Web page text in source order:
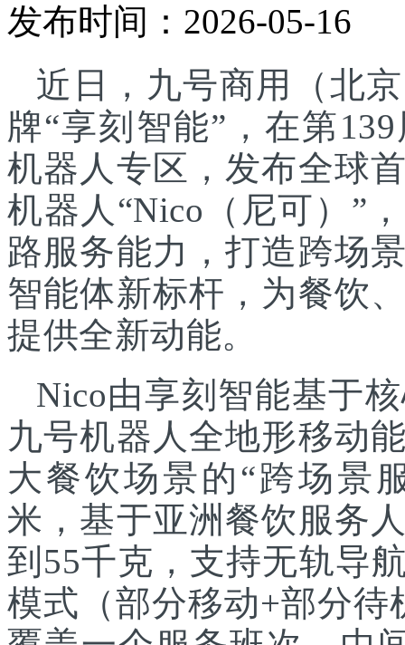
发布时间：2026-05-16
近日，九号商用（北
牌“享刻智能”，在第
机器人专区，发布全球
机器人“Nico（尼可）”
路服务能力，打造跨场
智能体新标杆，为餐饮
提供全新动能。
Nico由享刻智能基于
九号机器人全地形移动
大餐饮场景的“跨场景
米，基于亚洲餐饮服务
到55千克，支持无轨导
模式（部分移动+部分待